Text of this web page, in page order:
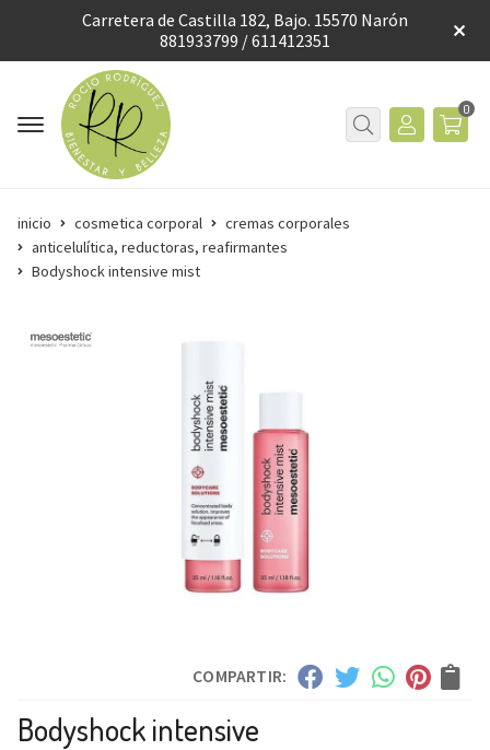
Carretera de Castilla 182, Bajo. 15570 Narón
881933799 / 611412351
0
inicio cosmetica corporal
cremas corporales
anticelulítica, reductoras, reafirmantes
Bodyshock intensive mist
COMPARTIR:
Bodyshock intensive